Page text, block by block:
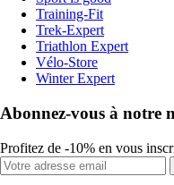
Training-Fit
Trek-Expert
Triathlon Expert
Vélo-Store
Winter Expert
Abonnez-vous à notre
Profitez de -10% en vous